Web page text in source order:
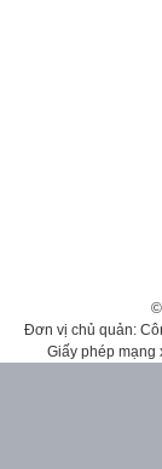
Đơn vị chủ quản:
Giấy phép mạng